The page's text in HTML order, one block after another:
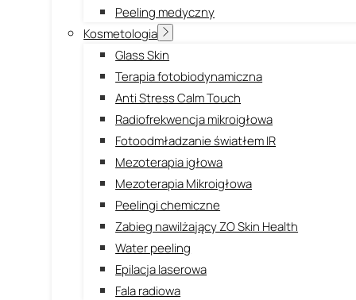
Peeling medyczny
Kosmetologia
Glass Skin
Terapia fotobiodynamiczna
Anti Stress Calm Touch
Radiofrekwencja mikroigłowa
Fotoodmładzanie światłem IR
Mezoterapia igłowa
Mezoterapia Mikroigłowa
Peelingi chemiczne
Zabieg nawilżający ZO Skin Health
Water peeling
Epilacja laserowa
Fala radiowa